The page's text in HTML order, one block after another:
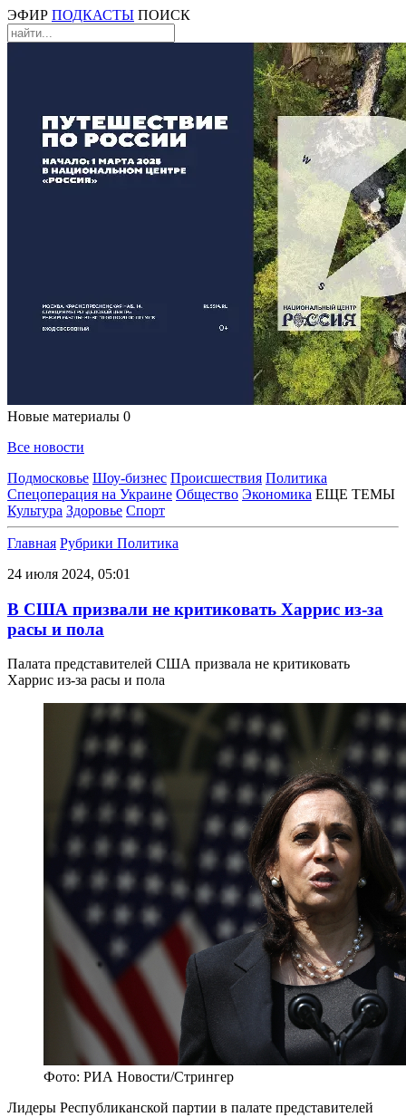
ЭФИР ПОДКАСТЫ ПОИСК
Новые материалы 0
Все новости
Подмосковье Шоу-бизнес Происшествия Политика
Спецоперация на Украине Общество Экономика ЕЩЕ ТЕМЫ
Культура Здоровье Спорт
Главная Рубрики Политика
24 июля 2024, 05:01
В США призвали не критиковать Харрис из-за
расы и пола
Палата представителей США призвала не критиковать
Харрис из-за расы и пола
Фото: РИА Новости/Стрингер
Лидеры Республиканской партии в палате представителей